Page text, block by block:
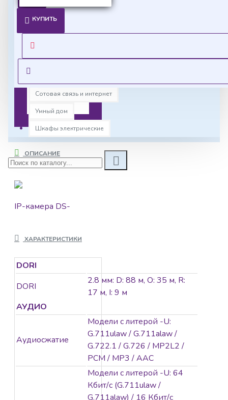
Охранные системы
Система пожарной сигнализации "Болид"
Сотовая связь и интернет
Умный дом
Шкафы электрические
КУПИТЬ
Ценовая
политика
Уточнить цены
на опт можно у
менеджера
Оставить
ОПИСАНИЕ
IP-камера DS-
купольной IP-
камерой AcuSense с
фиксированным
Технология Hikvision
AcuSense позволяет
выполнять
объектов «Человек» /
алгоритмов глубокого
обучения, благодаря
ХАРАКТЕРИСТИКИ
DORI
DORI
2.8 мм: D: 88 м, O: 35 м, R:
17 м, I: 9 м
АУДИО
Аудиосжатие
Модели с литерой -U:
G.711ulaw / G.711alaw /
G.722.1 / G.726 / MP2L2 /
PCM / MP3 / AAC
Модели с литерой -U: 64
Кбит/с (G.711ulaw /
G.711alaw) / 16 Кбит/с